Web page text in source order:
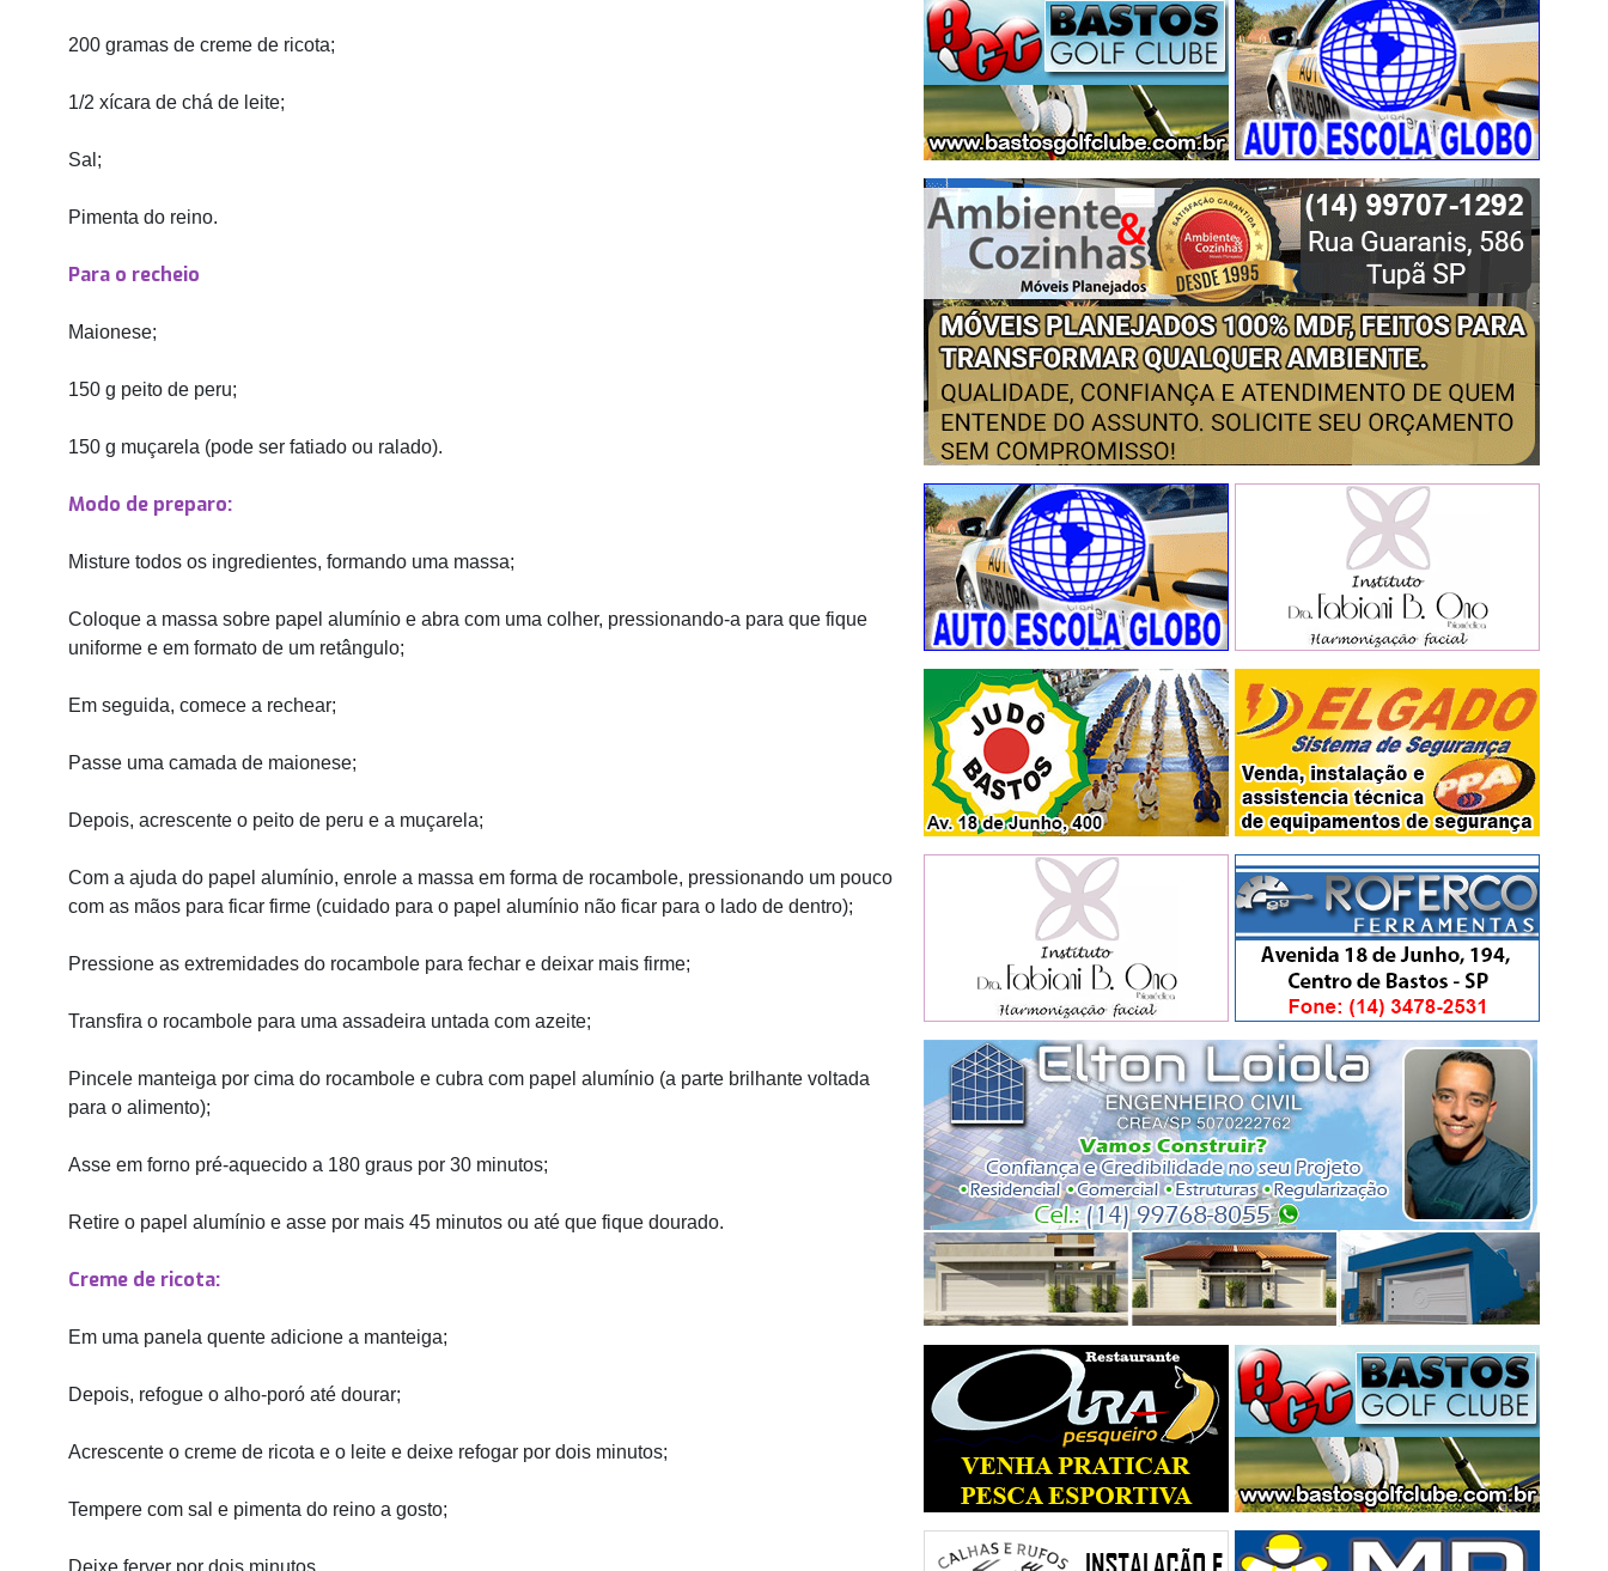
200 gramas de creme de ricota;
1/2 xícara de chá de leite;
Sal;
Pimenta do reino.
Para o recheio
Maionese;
150 g peito de peru;
150 g muçarela (pode ser fatiado ou ralado).
Modo de preparo:
Misture todos os ingredientes, formando uma massa;
Coloque a massa sobre papel alumínio e abra com uma colher, pressionando-a para que fique
uniforme e em formato de um retângulo;
Em seguida, comece a rechear;
Passe uma camada de maionese;
Depois, acrescente o peito de peru e a muçarela;
Com a ajuda do papel alumínio, enrole a massa em forma de rocambole, pressionando um pouco
com as mãos para ficar firme (cuidado para o papel alumínio não ficar para o lado de dentro);
Pressione as extremidades do rocambole para fechar e deixar mais firme;
Transfira o rocambole para uma assadeira untada com azeite;
Pincele manteiga por cima do rocambole e cubra com papel alumínio (a parte brilhante voltada
para o alimento);
Asse em forno pré-aquecido a 180 graus por 30 minutos;
Retire o papel alumínio e asse por mais 45 minutos ou até que fique dourado.
Creme de ricota:
Em uma panela quente adicione a manteiga;
Depois, refogue o alho-poró até dourar;
Acrescente o creme de ricota e o leite e deixe refogar por dois minutos;
Tempere com sal e pimenta do reino a gosto;